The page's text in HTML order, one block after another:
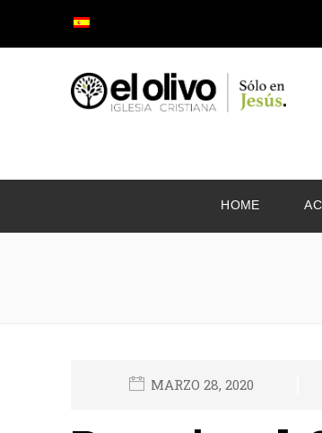
HOME
MARZO 28, 2020